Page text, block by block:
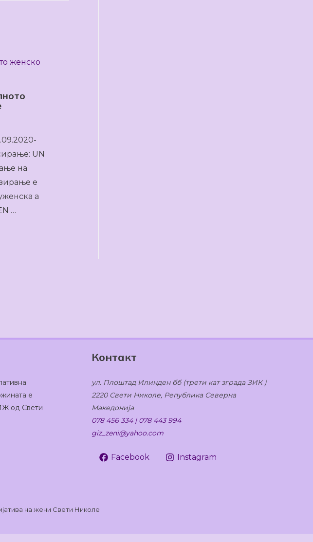
UN
на
е
а
…
е
од Свети
Контакт
ул. Плоштад Илинден бб (трети кат зграда ЗИК )
2220 Свети Николе, Република Северна
Македонија
078 456 334 | 078 443 994
giz_zeni@yahoo.com
Facebook Instagram
на жени Свети Николе